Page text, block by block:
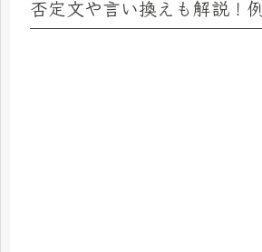
否定文や言い換えも解説！